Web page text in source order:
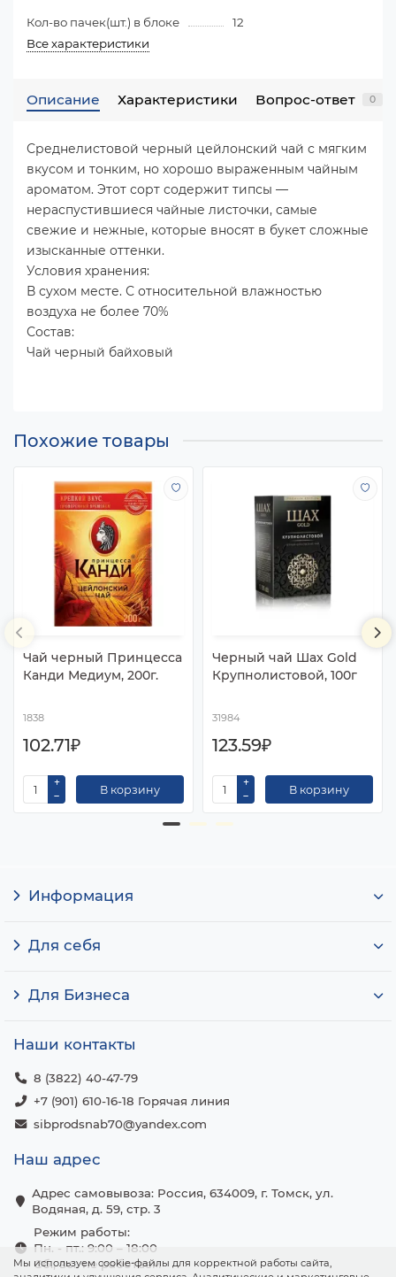
Кол-во пачек(шт.) в блоке
12
Все характеристики
Описание Характеристики Вопрос-ответ 0
Среднелистовой черный цейлонский чай с мягким
вкусом и тонким, но хорошо выраженным чайным
ароматом. Этот сорт содержит типсы —
нераспустившиеся чайные листочки, самые
свежие и нежные, которые вносят в букет сложные
изысканные оттенки.
Условия хранения:
В сухом месте. С относительной влажностью
воздуха не более 70%
Состав:
Чай черный байховый
Похожие товары
Чай черный Принцесса
Канди Медиум, 200г.
1838
102.71₽
В корзину
Черный чай Шах Gold
Крупнолистовой, 100г
31984
123.59₽
В корзину
Мы используем cookie-файлы для корректной работы сайта,
Информация
Для себя
Для Бизнеса
Наши контакты
8 (3822) 40-47-79
+7 (901) 610-16-18 Горячая линия
sibprodsnab70@yandex.com
Наш адрес
Адрес самовывоза: Россия, 634009, г. Томск, ул.
Водяная, д. 59, стр. 3
Режим работы:
Пн. - пт.: 9:00 – 18:00
Сб., вс.: не работаем